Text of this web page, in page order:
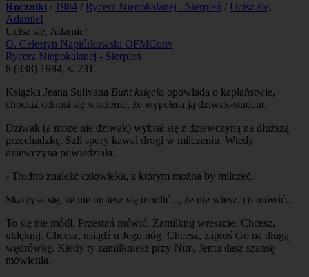
Roczniki / 1984 / Rycerz Niepokalanej - Sierpień / Ucisz się,
Adamie!
Ucisz się, Adamie!
O. Celestyn Napiórkowski OFMConv
Rycerz Niepokalanej - Sierpień
8 (338) 1984, s. 231
Książka Jeana Sulivana Bunt księcia opowiada o kapłaństwie,
chociaż odnosi się wrażenie, że wypełnia ją dziwak-student.
Dziwak (a może nie dziwak) wybrał się z dziewczyną na dłuższą
przechadzkę. Szli spory kawal drogi w milczeniu. Wtedy
dziewczyna powiedziała:
- Trudno znaleźć człowieka, z którym można by milczeć.
Skarżysz się, że nie umiesz się modlić..., że nie wiesz, co mówić...
To się nie módl. Przestań mówić. Zamilknij wreszcie. Chcesz,
uklęknij. Chcesz, usiądź u Jego nóg. Chcesz, zaproś Go na długą
wędrówkę. Kiedy ty zamilkniesz przy Nim, Jemu dasz szansę
mówienia.